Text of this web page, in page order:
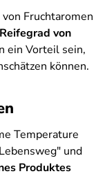
Fruchtaromen
Reifegrad von
ein Vorteil sein,
können.
Temperature
und
Produktes